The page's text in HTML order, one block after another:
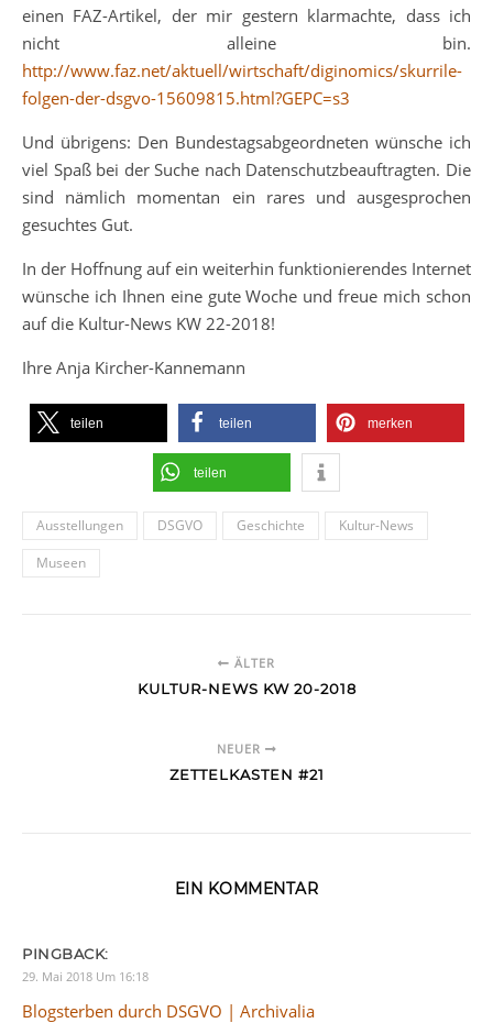
einen FAZ-Artikel, der mir gestern klarmachte, dass ich
nicht alleine bin.
http://www.faz.net/aktuell/wirtschaft/diginomics/skurrile-
folgen-der-dsgvo-15609815.html?GEPC=s3
Und übrigens: Den Bundestagsabgeordneten wünsche ich
viel Spaß bei der Suche nach Datenschutzbeauftragten. Die
sind nämlich momentan ein rares und ausgesprochen
gesuchtes Gut.
In der Hoffnung auf ein weiterhin funktionierendes Internet
wünsche ich Ihnen eine gute Woche und freue mich schon
auf die Kultur-News KW 22-2018!
Ihre Anja Kircher-Kannemann
teilen teilen merken
teilen
Ausstellungen DSGVO Geschichte
Kultur-News
Museen
ÄLTER
KULTUR-NEWS KW 20-2018
NEUER
ZETTELKASTEN #21
EIN KOMMENTAR
PINGBACK:
29. Mai 2018 Um 16:18
Blogsterben durch DSGVO | Archivalia